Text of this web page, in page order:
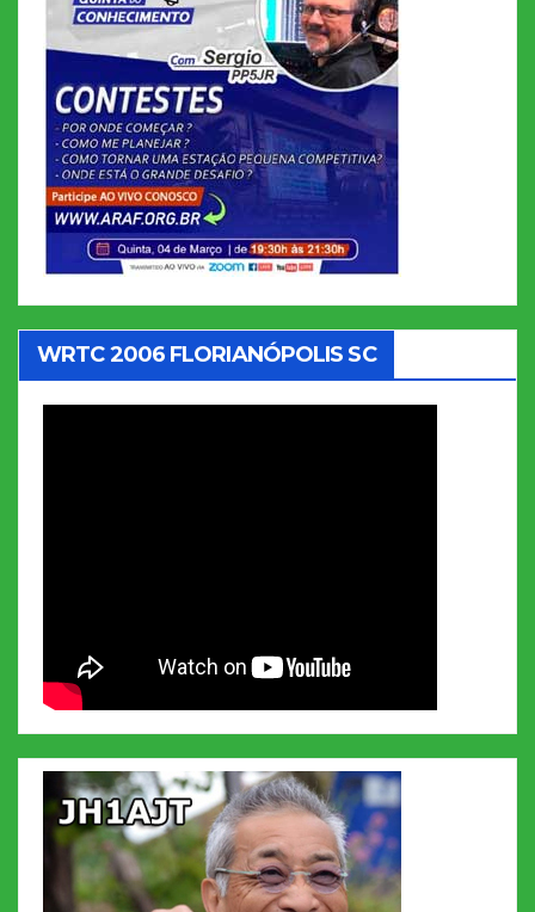
WRTC 2006 FLORIANÓPOLIS SC